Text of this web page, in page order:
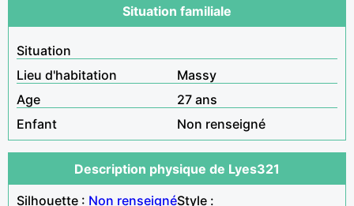
Situation familiale
Situation
Lieu d'habitation
Massy
Age
27 ans
Enfant
Non renseigné
Description physique de Lyes321
Silhouette : Non renseignéStyle :